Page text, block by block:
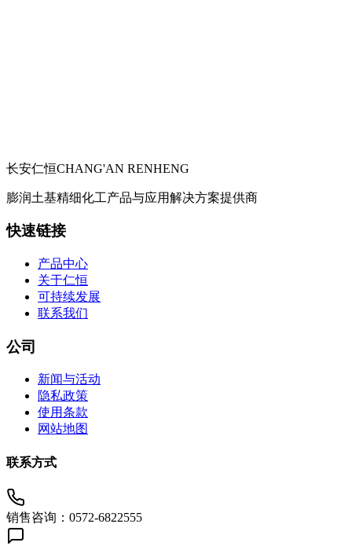
长安仁恒CHANG'AN RENHENG
膨润土基精细化工产品与应用解决方案提供商
快速链接
产品中心
关于仁恒
可持续发展
联系我们
公司
新闻与活动
隐私政策
使用条款
网站地图
联系方式
销售咨询：0572-6822555